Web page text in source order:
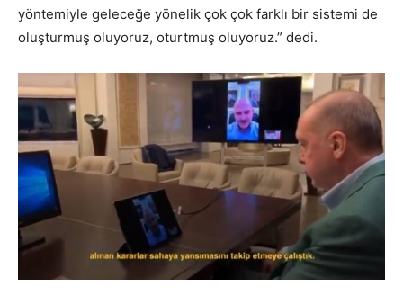
yöntemiyle geleceğe yönelik çok çok farklı bir sistemi de
oluşturmuş oluyoruz, oturtmuş oluyoruz.” dedi.